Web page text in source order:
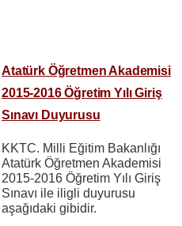
Atatürk Öğretmen Akademisi
2015-2016 Öğretim Yılı Giriş
Sınavı Duyurusu
KKTC. Milli Eğitim Bakanlığı
Atatürk Öğretmen Akademisi
2015-2016 Öğretim Yılı Giriş
Sınavı ile iligli duyurusu
aşağıdaki gibidir.